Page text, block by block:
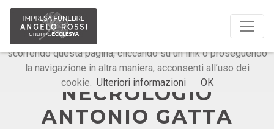
Onoranze Funebri Angelo Rossi
NECROLOGIO
ANTONIO GATTA
Questo sito o gli strumenti terzi da questo utilizzati si
avvalgono di cookie necessari al funzionamento ed utili alle
finalità illustrate nella cookie policy. Chiudendo questo banner,
scorrendo questa pagina, cliccando su un link o proseguendo
la navigazione in altra maniera, acconsenti all’uso dei
cookie. Ulteriori informazioni OK